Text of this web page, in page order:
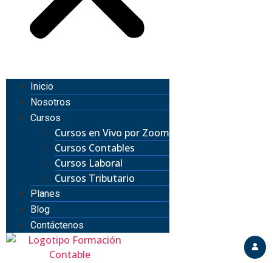
Inicio
Nosotros
Cursos
Cursos en Vivo por Zoom
Cursos Contables
Cursos Laboral
Cursos Tributario
Planes
Blog
Contáctenos